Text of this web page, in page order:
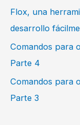
Flox, una
desarrollo
Comandos para
Parte 4
Comandos para
Parte 3